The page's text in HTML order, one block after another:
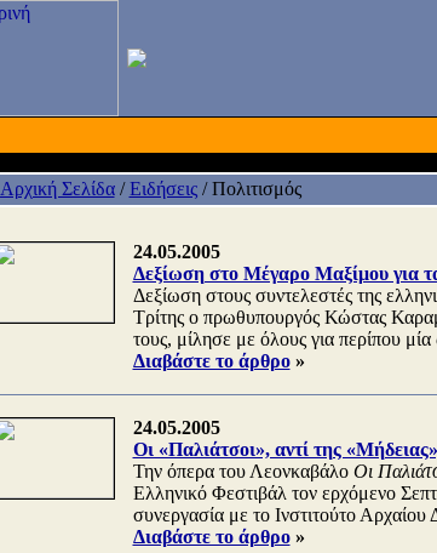
Αρχική Σελίδα/Ειδήσεις/Πολιτισμός
24.05.2005
Δεξίωση στο Μέγαρο Μαξίμου για
Δεξίωση στους συντελεστές της
Τρίτης ο πρωθυπουργός Κώστας
τους, μίλησε με όλους για περίπου
Διαβάστε το άρθρο»
24.05.2005
Οι «Παλιάτσοι», αντί της
Την όπερα του Λεονκαβάλο Οι
Ελληνικό Φεστιβάλ τον ερχόμενο
συνεργασία με το Ινστιτούτο
Διαβάστε το άρθρο»